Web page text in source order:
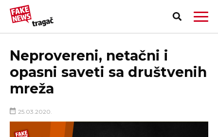
Neprovereni, netačni i
opasni saveti sa društvenih
mreža
25.03.2020.